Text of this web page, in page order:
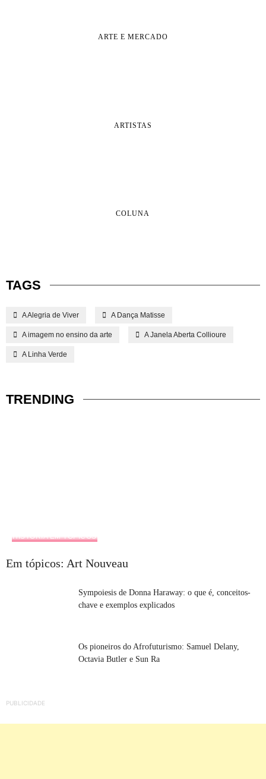
ARTE E MERCADO
ARTISTAS
COLUNA
TAGS
A Alegria de Viver A Dança Matisse
A imagem no ensino da arte A Janela Aberta Collioure
A Linha Verde
TRENDING
HISTÓRIA EM TÓPICOS
Em tópicos: Art Nouveau
Sympoiesis de Donna Haraway: o que é, conceitos-
chave e exemplos explicados
Os pioneiros do Afrofuturismo: Samuel Delany,
Octavia Butler e Sun Ra
PUBLICIDADE